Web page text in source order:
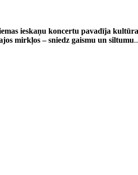
ieskaņu koncertu pavadīja
mirkļos – sniedz gaismu un siltumu